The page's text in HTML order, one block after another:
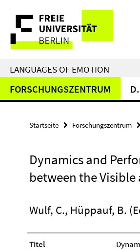
direkt
Inhalt
Service-
Navigation
LANGUAGES OF EMOTION
FORSCHUNGSZENTRUM
Startseite Forschungszentrum
Dynamics and
between the
Wulf, C., Hüppauf, B.
Titel